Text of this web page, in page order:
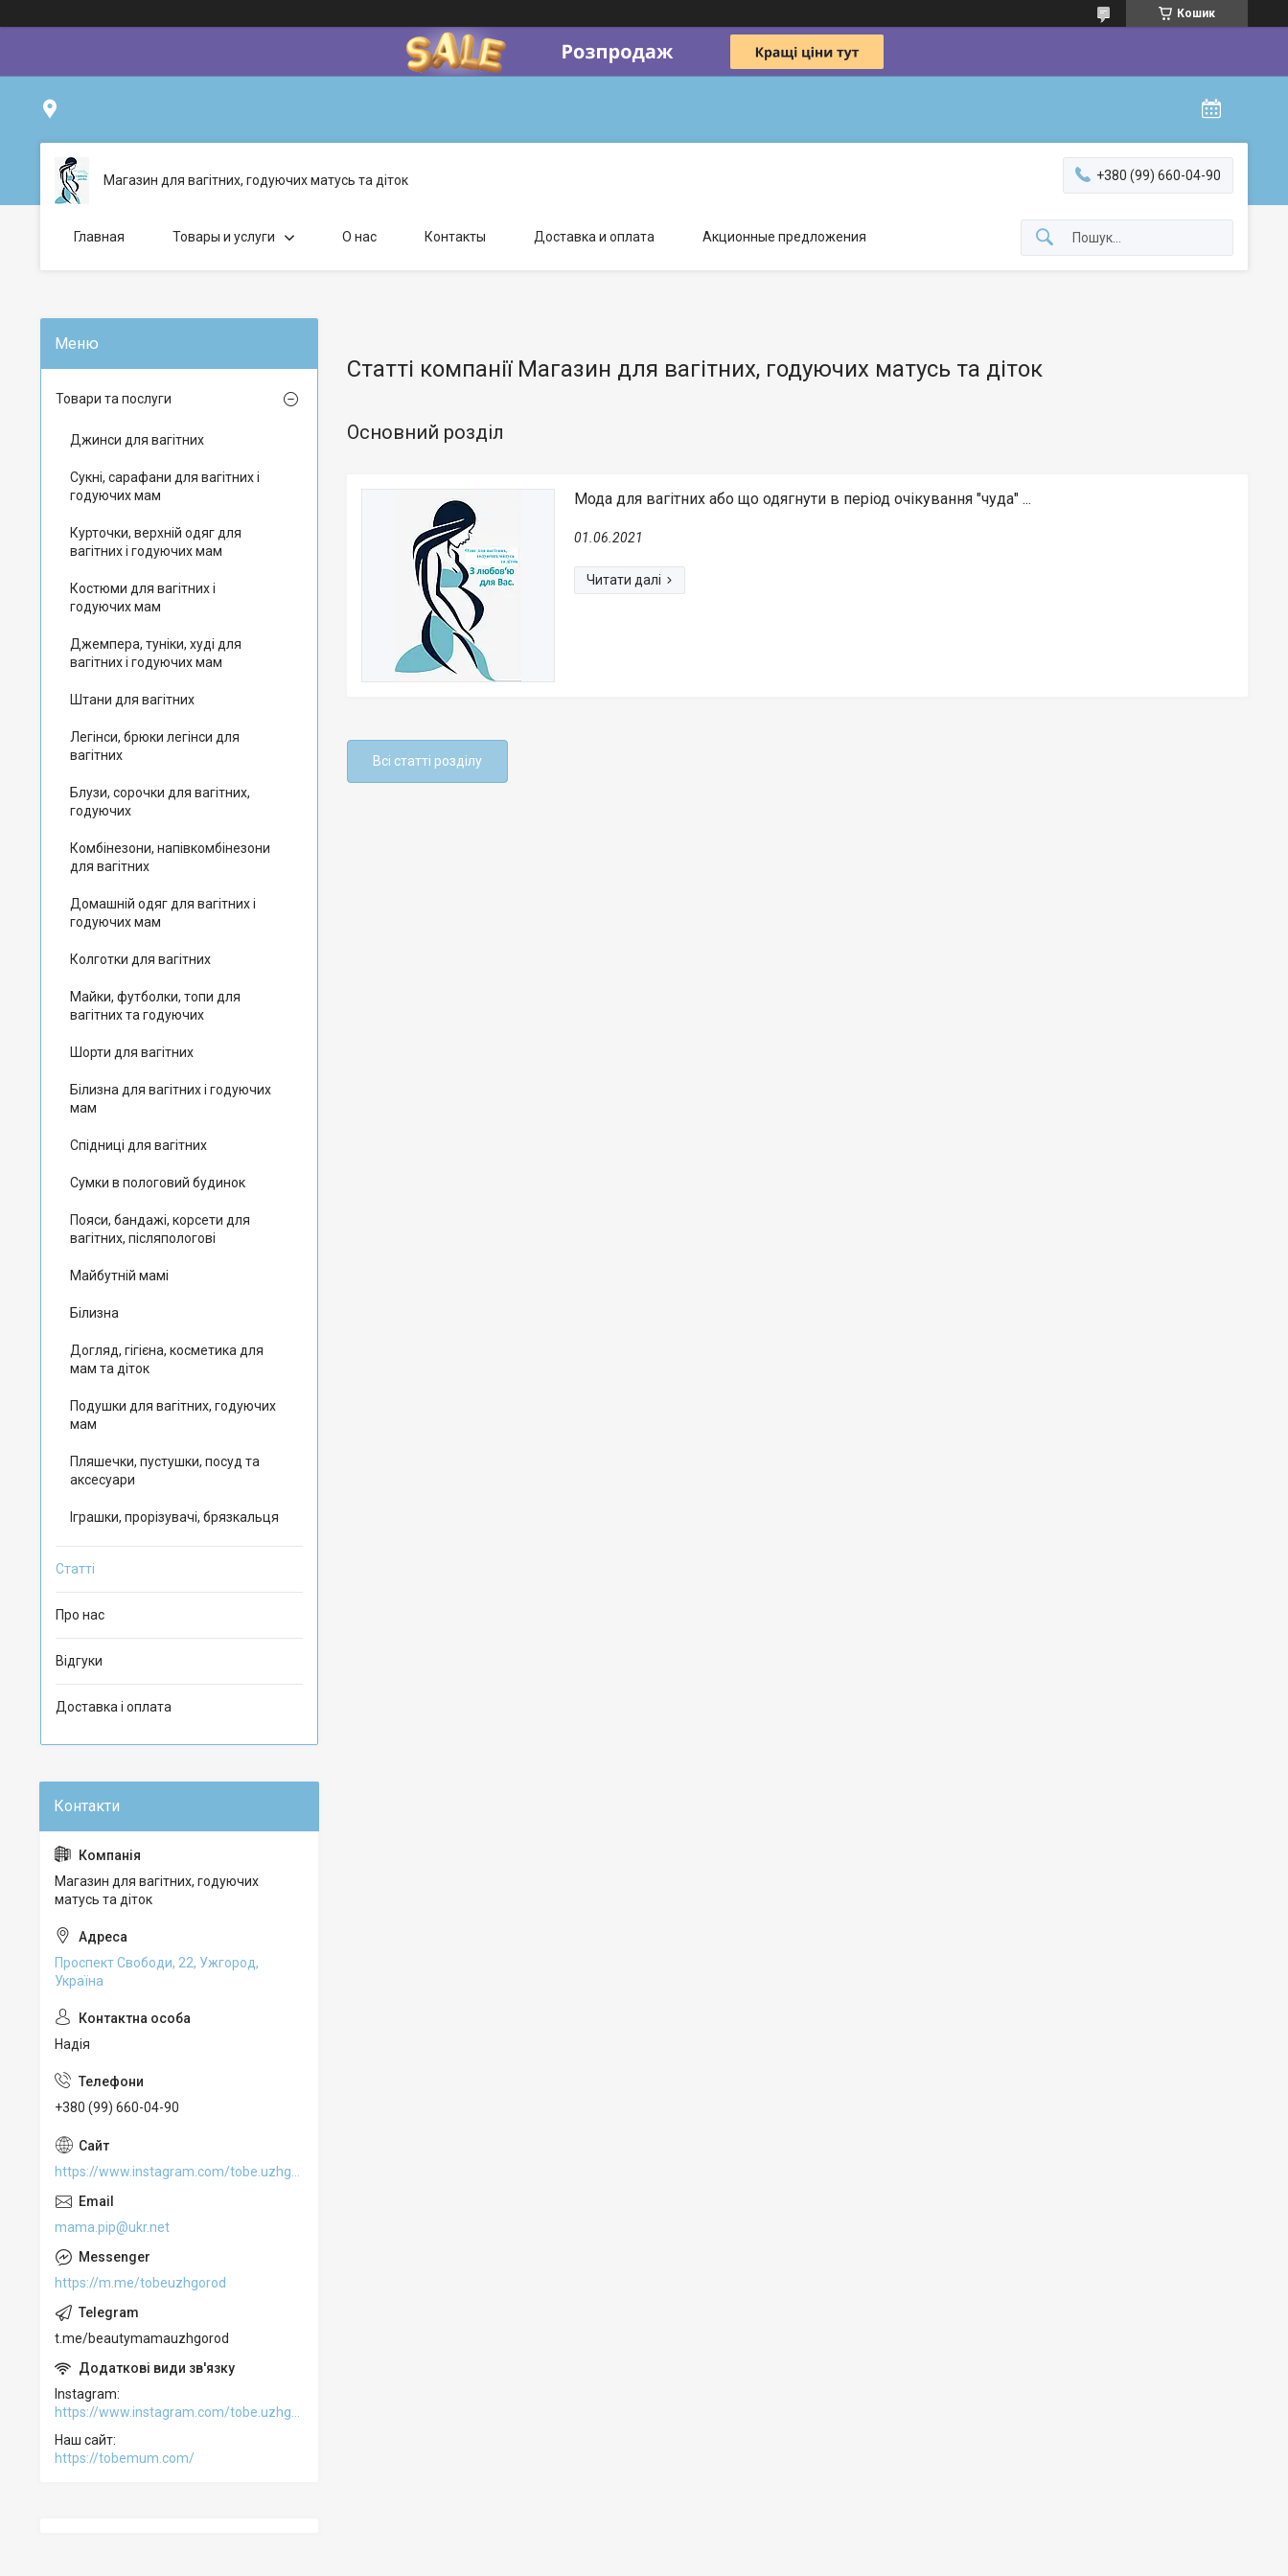
Кошик
Магазин для вагітних, годуючих матусь та діток +380 (99) 660-04-90
Главная Товары и услуги О нас Контакты Доставка и оплата Акционные предложения
Статті компанії Магазин для вагітних, годуючих матусь та діток
Основний розділ
Мода для вагітних або що одягнути в період очікування "чуда" ...
01.06.2021
Всі статті розділу
Товари та послуги
Джинси для вагітних
Сукні, сарафани для вагітних і
годуючих мам
Курточки, верхній одяг для
вагітних і годуючих мам
Костюми для вагітних і
годуючих мам
Джемпера, туніки, худі для
вагітних і годуючих мам
Штани для вагітних
Легінси, брюки легінси для
вагітних
Блузи, сорочки для вагітних,
годуючих
Комбінезони, напівкомбінезони
для вагітних
Домашній одяг для вагітних і
годуючих мам
Колготки для вагітних
Майки, футболки, топи для
вагітних та годуючих
Шорти для вагітних
Білизна для вагітних і годуючих
мам
Спідниці для вагітних
Сумки в пологовий будинок
Пояси, бандажі, корсети для
вагітних, післяпологові
Майбутній мамі
Білизна
Догляд, гігієна, косметика для
мам та діток
Подушки для вагітних, годуючих
мам
Пляшечки, пустушки, посуд та
аксесуари
Іграшки, прорізувачі, брязкальця
Статті
Про нас
Відгуки
Доставка і оплата
Магазин для вагітних, годуючих
матусь та діток
Проспект Свободи, 22, Ужгород,
Україна
Надія
+380 (99) 660-04-90
mama.pip@ukr.net
https://m.me/tobeuzhgorod
t.me/beautymamauzhgorod
Instagram
Наш сайт
https://tobemum.com/